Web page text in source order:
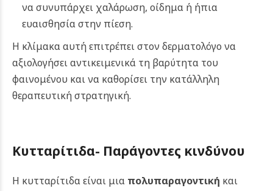
να συνυπάρχει χαλάρωση, οίδημα ή ήπια
ευαισθησία στην πίεση.
Η κλίμακα αυτή επιτρέπει στον δερματολόγο να
αξιολογήσει αντικειμενικά τη βαρύτητα του
φαινομένου και να καθορίσει την κατάλληλη
θεραπευτική στρατηγική.
Κυτταρίτιδα- Παράγοντες κινδύνου
Η κυτταρίτιδα είναι μια πολυπαραγοντική και